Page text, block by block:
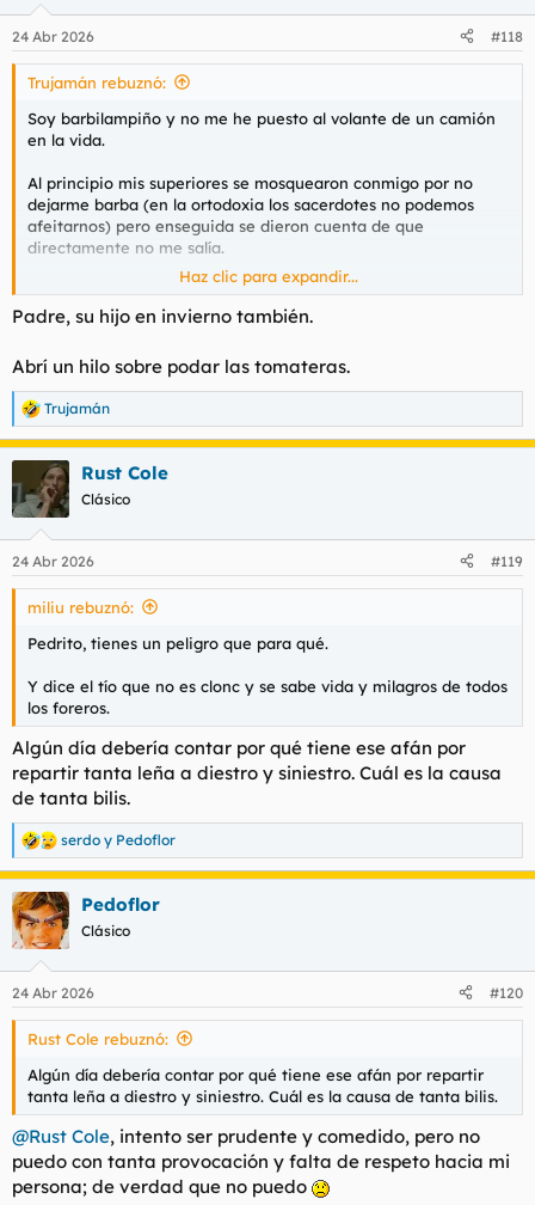
e
s
24 Abr 2026 #118
Trujamán rebuznó:
Soy barbilampiño y no me he puesto al volante de un camión
en la vida.
Al principio mis superiores se mosquearon conmigo por no
dejarme barba (en la ortodoxia los sacerdotes no podemos
afeitarnos) pero enseguida se dieron cuenta de que
directamente no me salía.
Para el verano me afeito el escroto y la ingle. Se va muy bien
con los cojones frescos.
Haz clic para expandir...
Padre, su hijo en invierno también.
Abrí un hilo sobre podar las tomateras.
R
e
a
c
i
e
s
Trujamán
Rust Cole
Clásico
24 Abr 2026 #119
miliu rebuznó:
Pedrito, tienes un peligro que para qué.
Y dice el tío que no es clonc y se sabe vida y milagros de todos
los foreros.
Algún día debería contar por qué tiene ese afán por
repartir tanta leña a diestro y siniestro. Cuál es la causa
de tanta bilis.
R
e
a
c
c
i
e
s
serdo y Pedoflor
Pedoflor
Clásico
24 Abr 2026 #120
Rust Cole rebuznó:
Algún día debería contar por qué tiene ese afán por repartir
tanta leña a diestro y siniestro. Cuál es la causa de tanta bilis.
@Rust Cole, intento ser prudente y comedido, pero no
puedo con tanta provocación y falta de respeto hacia mi
persona; de verdad que no puedo